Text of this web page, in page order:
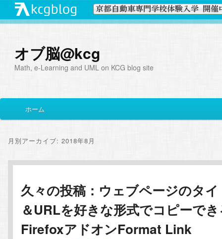
オブ脳@kcg
Math, e-Learning and UML on KCG blog site
イ
メ
ン
ン
テ
サ
コ
テ
ン
ホーム
月別アーカイブ:2018年8月
久々の投稿：ウェブページのタ
＆URLを好きな形式でコピーで
FirefoxアドオンFormat Link